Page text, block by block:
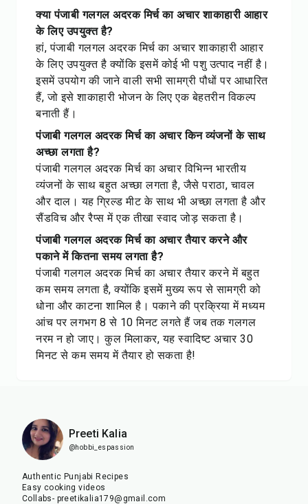
क्या पंजाबी गलगल अदरक मिर्च का अचार शाकाहारी आहार
के लिए उपयुक्त है?
हां, पंजाबी गलगल अदरक मिर्च का अचार शाकाहारी आहार
के लिए उपयुक्त है क्योंकि इसमें कोई भी पशु उत्पाद नहीं है।
इसमें उपयोग की जाने वाली सभी सामग्री पौधों पर आधारित
हैं, जो इसे शाकाहारी भोजन के लिए एक बेहतरीन विकल्प
बनाती हैं।
पंजाबी गलगल अदरक मिर्च का अचार किन व्यंजनों के साथ
अच्छा लगता है?
पंजाबी गलगल अदरक मिर्च का अचार विभिन्न भारतीय
व्यंजनों के साथ बहुत अच्छा लगता है, जैसे पराठा, चावल
और दाल। यह ग्रिल्ड मीट के साथ भी अच्छा लगता है और
सैंडविच और रैप्स में एक तीखा स्वाद जोड़ सकता है।
पंजाबी गलगल अदरक मिर्च का अचार तैयार करने और
पकाने में कितना समय लगता है?
पंजाबी गलगल अदरक मिर्च का अचार तैयार करने में बहुत
कम समय लगता है, क्योंकि इसमें मुख्य रूप से सामग्री को
धोना और काटना शामिल है। पकाने की प्रक्रिया में मध्यम
आंच पर लगभग 8 से 10 मिनट लगते हैं जब तक गलगल
नरम न हो जाए। कुल मिलाकर, यह स्वादिष्ट अचार 30
मिनट से कम समय में तैयार हो सकता है!
Preeti Kalia
@hobbi_espassion
Authentic Punjabi Recipes
Easy cooking videos
Collabs- preetikalia179@gmail.com